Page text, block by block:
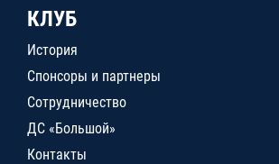
КЛУБ
История
Спонсоры и партнеры
Сотрудничество
ДС «Большой»
Контакты